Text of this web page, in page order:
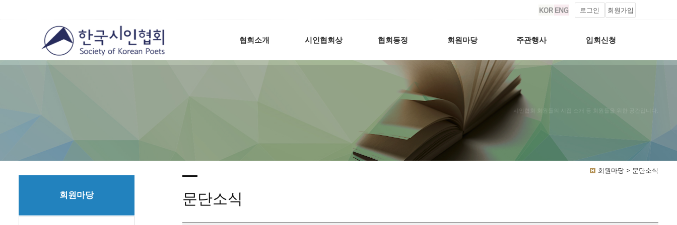
로그인 회원가입
협회소개 시인협회상 협회동정 회원마당 주관행사 입회신청
시인협회 회원들의 시집 소개 등 회원들을 위한 공간입니다.
회원마당 > 문단소식
회원마당 문단소식